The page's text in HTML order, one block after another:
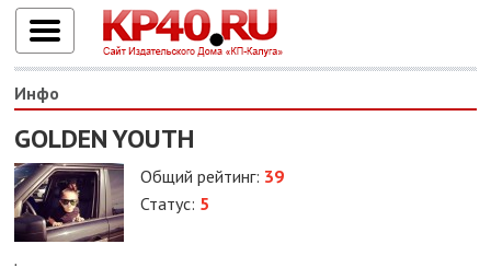
Инфо
GOLDEN YOUTH
Общий рейтинг: 39
Статус: 5
.